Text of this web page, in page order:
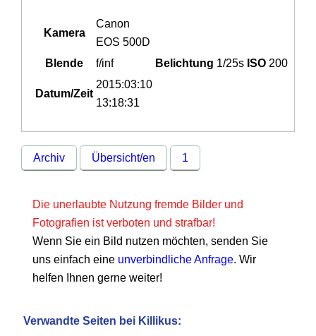
Kamera
Canon
EOS 500D
Blende
f/inf Belichtung 1/25s ISO 200
Datum/Zeit
2015:03:10
13:18:31
Archiv Übersicht/en 1
Die unerlaubte Nutzung fremde Bilder und
Fotografien ist verboten und strafbar!
Wenn Sie ein Bild nutzen möchten, senden Sie
uns einfach eine unverbindliche Anfrage. Wir
helfen Ihnen gerne weiter!
Verwandte Seiten bei Killikus: